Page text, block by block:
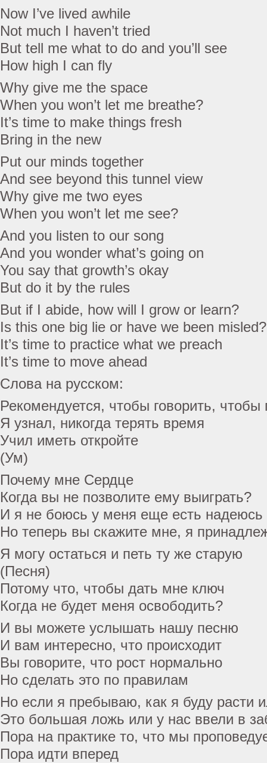
Now I’ve lived awhile
Not much I haven’t tried
But tell me what to do and you’ll see
How high I can fly
Why give me the space
When you won’t let me breathe?
It’s time to make things fresh
Bring in the new
Put our minds together
And see beyond this tunnel view
Why give me two eyes
When you won’t let me see?
And you listen to our song
And you wonder what’s going on
You say that growth’s okay
But do it by the rules
But if I abide, how will I grow or learn?
Is this one big lie or have we been misled?
It’s time to practice what we preach
It’s time to move ahead
Слова на русском:
Рекомендуется, чтобы говорить,
Я узнал, никогда терять время
Учил иметь откройте
(Ум)
Почему мне Сердце
Когда вы не позволите ему выиграть?
И я не боюсь у меня еще есть надеюсь
Но теперь вы скажите мне, я
Я могу остаться и петь ту же старую
(Песня)
Потому что, чтобы дать мне ключ
Когда не будет меня освободить?
И вы можете услышать нашу песню
И вам интересно, что происходит
Вы говорите, что рост нормально
Но сделать это по правилам
Но если я пребываю, как я буду расти
Это большая ложь или у нас ввели в
Пора на практике то, что мы
Пора идти вперед